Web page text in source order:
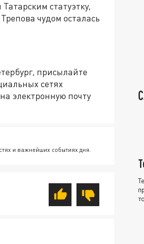
статуэтку,
чудом осталась
присылайте
сетях
электронную почту
и важнейших событиях дня.